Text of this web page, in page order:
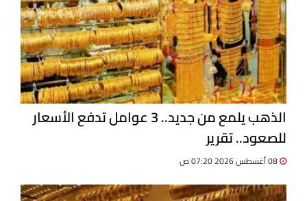
الذهب يلمع من جديد.. 3 عوامل تدفع الأسعار
للصعود.. تقرير